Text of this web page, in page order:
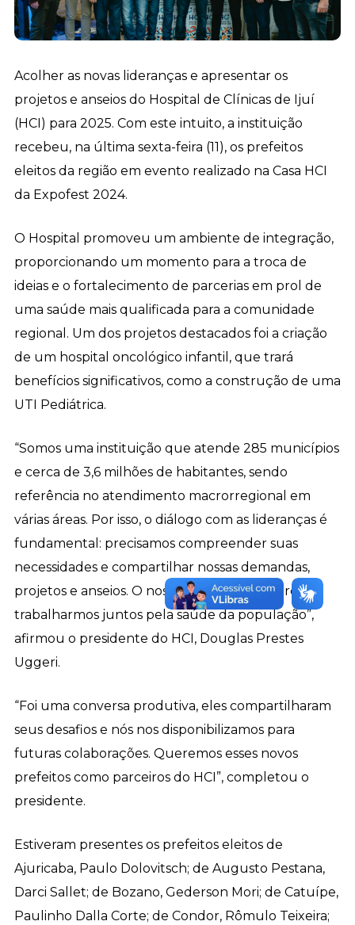
Acolher as novas lideranças e apresentar os
projetos e anseios do Hospital de Clínicas de Ijuí
(HCI) para 2025. Com este intuito, a instituição
recebeu, na última sexta-feira (11), os prefeitos
eleitos da região em evento realizado na Casa HCI
da Expofest 2024.
O Hospital promoveu um ambiente de integração,
proporcionando um momento para a troca de
ideias e o fortalecimento de parcerias em prol de
uma saúde mais qualificada para a comunidade
regional. Um dos projetos destacados foi a criação
de um hospital oncológico infantil, que trará
benefícios significativos, como a construção de uma
UTI Pediátrica.
“Somos uma instituição que atende 285 municípios
e cerca de 3,6 milhões de habitantes, sendo
referência no atendimento macrorregional em
várias áreas. Por isso, o diálogo com as lideranças é
fundamental: precisamos compreender suas
necessidades e compartilhar nossas demandas,
projetos e anseios. O nosso objetivo é sempre
trabalharmos juntos pela saúde da população”,
afirmou o presidente do HCI, Douglas Prestes
Uggeri.
“Foi uma conversa produtiva, eles compartilharam
seus desafios e nós nos disponibilizamos para
futuras colaborações. Queremos esses novos
prefeitos como parceiros do HCI”, completou o
presidente.
Estiveram presentes os prefeitos eleitos de
Ajuricaba, Paulo Dolovitsch; de Augusto Pestana,
Darci Sallet; de Bozano, Gederson Mori; de Catuípe,
Paulinho Dalla Corte; de Condor, Rômulo Teixeira;